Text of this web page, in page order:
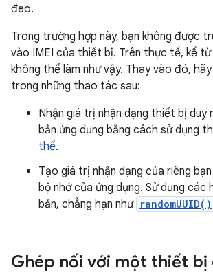
đeo.
Trong trường hợp này, bạn không được
vào IMEI của thiết bị. Trên thực tế, kể từ
không thể làm như vậy. Thay vào đó,
trong những thao tác sau:
Nhận giá trị nhận dạng thiết bị duy
bản ứng dụng bằng cách sử dụng
thể.
Tạo giá trị nhận dạng của riêng
bộ nhớ của ứng dụng. Sử dụng các
bản, chẳng hạn như randomUUID()
Ghép nối với một thiết bị